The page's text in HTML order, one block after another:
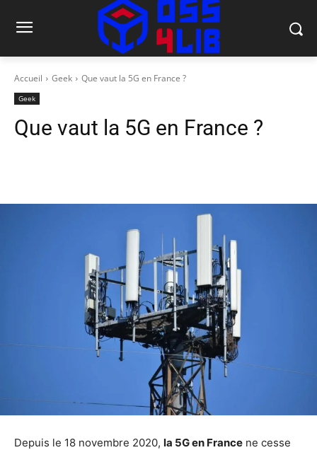
Accueil Geek Que vaut la 5G en France ?
Geek
Que vaut la 5G en France ?
Depuis le 18 novembre 2020, la 5G en France ne cesse